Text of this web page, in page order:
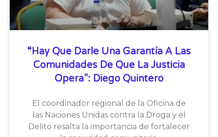
“Hay Que Darle Una Garantía A Las
Comunidades De Que La Justicia
Opera”: Diego Quintero
El coordinador regional de la Oficina de
las Naciones Unidas contra la Droga y el
Delito resalta la importancia de fortalecer